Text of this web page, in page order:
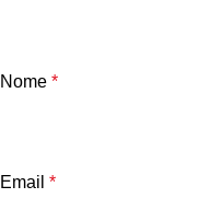
Nome *
Email *